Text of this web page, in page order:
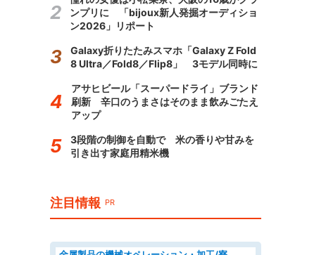
ンプリに 「bijoux新人発掘オーディショ
ン2026」リポート
Galaxy折りたたみスマホ「Galaxy Z Fold
8 Ultra／Fold8／Flip8」 3モデル同時に
アサヒビール「スーパードライ」ブランド
刷新 辛口のうまさはそのまま飲みごたえ
アップ
3段階の制御を自動で 米の香りや甘みを
引き出す家庭用精米機
注目情報 PR